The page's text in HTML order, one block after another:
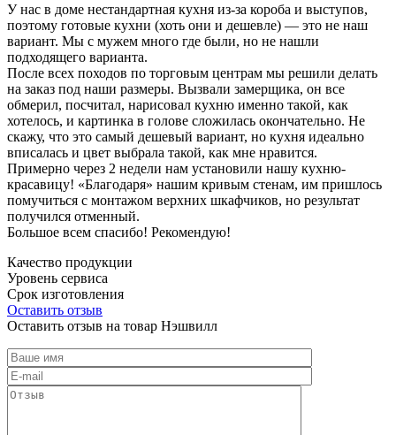
У нас в доме нестандартная кухня из-за короба и выступов,
поэтому готовые кухни (хоть они и дешевле) — это не наш
вариант. Мы с мужем много где были, но не нашли
подходящего варианта.
После всех походов по торговым центрам мы решили делать
на заказ под наши размеры. Вызвали замерщика, он все
обмерил, посчитал, нарисовал кухню именно такой, как
хотелось, и картинка в голове сложилась окончательно. Не
скажу, что это самый дешевый вариант, но кухня идеально
вписалась и цвет выбрала такой, как мне нравится.
Примерно через 2 недели нам установили нашу кухню-
красавицу! «Благодаря» нашим кривым стенам, им пришлось
помучиться с монтажом верхних шкафчиков, но результат
получился отменный.
Большое всем спасибо! Рекомендую!
Качество продукции
Уровень сервиса
Срок изготовления
Оставить отзыв
Оставить отзыв на товар Нэшвилл